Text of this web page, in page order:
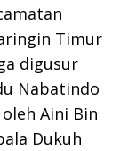
Timur
digusur
Nabatindo
Aini Bin
Dukuh